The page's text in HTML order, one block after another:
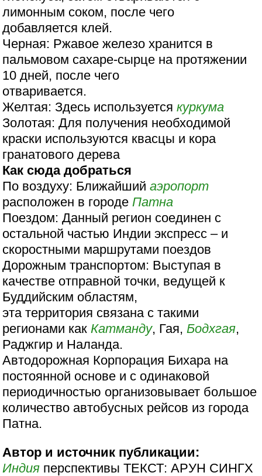
лимонным соком, после чего
добавляется клей.
Черная: Ржавое железо хранится в
пальмовом сахаре-сырце на протяжении
10 дней, после чего
отваривается.
Желтая: Здесь используетсякуркума
Золотая: Для получения необходимой
краски используются квасцы и кора
гранатового дерева
Как сюда добраться
По воздуху: Ближайшийаэропорт
расположен в городе Патна
Поездом: Данный регион соединен с
остальной частью Индии экспресс – и
скоростными маршрутами поездов
Дорожным транспортом: Выступая в
качестве отправной точки, ведущей к
Буддийским областям,
эта территория связана с такими
регионами как Катманду, Гая, Бодхгая,
Раджгир и Наланда.
Автодорожная Корпорация Бихара на
постоянной основе и с одинаковой
периодичностью организовывает большое
количество автобусных рейсов из города
Патна.
Автор и источник публикации:
Индия перспективы ТЕКСТ: АРУН СИНГХ